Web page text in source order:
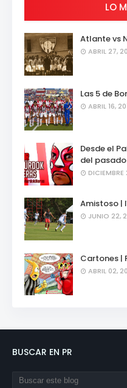
LO
Atlante vs
ABRIL 27,
Las 5 de
ABRIL 16,
Desde el
del
Amistoso |
JUNIO 22,
Cartones |
ABRIL 02,
BUSCAR EN PR